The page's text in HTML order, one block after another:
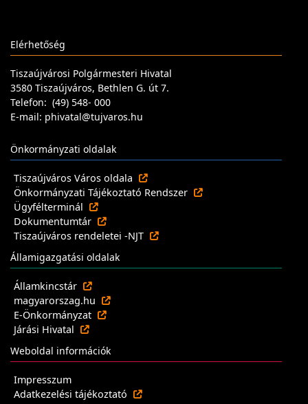
Elérhetőség
Tiszaújvárosi Polgármesteri Hivatal
3580 Tiszaújváros, Bethlen G. út 7.
Telefon: (49) 548- 000
E-mail: phivatal@tujvaros.hu
Önkormányzati oldalak
Tiszaújváros Város oldala
Önkormányzati Tájékoztató Rendszer
Ügyfélterminál
Dokumentumtár
Tiszaújváros rendeletei -NJT
Államigazgatási oldalak
Államkincstár
magyarorszag.hu
E-Önkormányzat
Járási Hivatal
Weboldal információk
Impresszum
Adatkezelési tájékoztató